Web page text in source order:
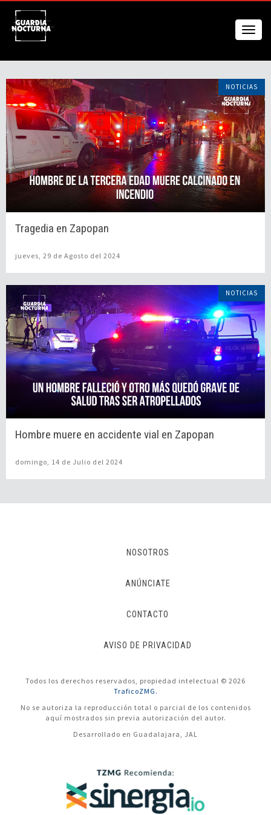
NOTICIAS
Tragedia en Zapopan
jueves, 29 de Agosto del 2024
NOTICIAS
Hombre muere en accidente vial en Zapopan
domingo, 14 de Julio del 2024
NOSOTROS
ANÚNCIATE
CONTACTO
AVISO DE PRIVACIDAD
Todos los derechos reservados, propiedad intelectual © 2026
TraficoZMG.
No se autoriza la reproducción total o parcial de los contenidos
aquí mostrados sin previa autorización del autor.
Desarrollado en Guadalajara, JAL